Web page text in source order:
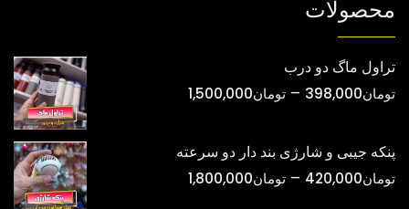
محصولات
تراول ماگ دو درب
تومان398,000
– تومان1,500,000محدوده
پنکه جیبی و شارژی بند دار دو سرعته
تومان420,000
– تومان1,800,000محدوده